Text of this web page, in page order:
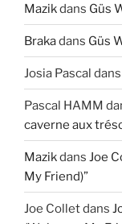
Mazikdans Güs
Brakadans Güs
Josia Pascal dans
Pascal HAMM
caverne aux
Mazikdans Joe
My Friend)”
Joe Colletdans